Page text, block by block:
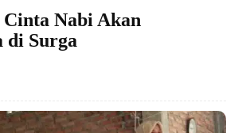
Cinta Nabi Akan
di Surga